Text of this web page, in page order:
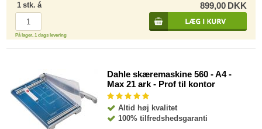
1 stk. á 899,00 DKK
På lager, 1 dags levering
Dahle skæremaskine 560 - A4 -
Max 21 ark - Prof til kontor
Altid høj kvalitet
100% tilfredshedsgaranti